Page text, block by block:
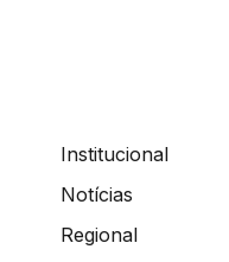
Institucional
Notícias
Regional